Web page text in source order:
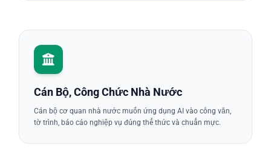
Cán Bộ, Công Chức Nhà Nước
Cán bộ cơ quan nhà nước muốn ứng dụng AI vào công văn,
tờ trình, báo cáo nghiệp vụ đúng thể thức và chuẩn mực.